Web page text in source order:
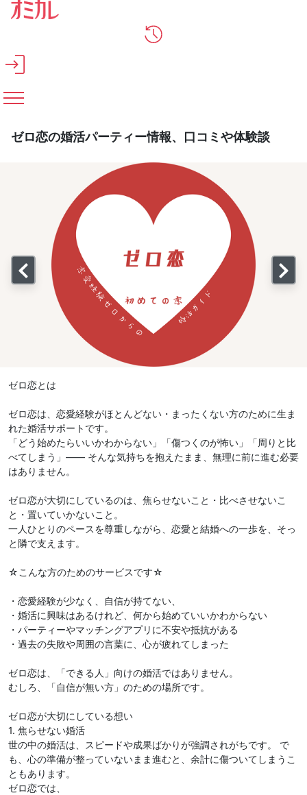
メインコンテンツへスキップ
ゼロ恋の婚活パーティー情報、口コミや体験談
ゼロ恋とは
ゼロ恋は、恋愛経験がほとんどない・まったくない方のために生ま
れた婚活サポートです。
「どう始めたらいいかわからない」「傷つくのが怖い」「周りと比
べてしまう」—— そんな気持ちを抱えたまま、無理に前に進む必要
はありません。
ゼロ恋が大切にしているのは、焦らせないこと・比べさせないこ
と・置いていかないこと。
一人ひとりのペースを尊重しながら、恋愛と結婚への一歩を、そっ
と隣で支えます。
☆こんな方のためのサービスです☆
・恋愛経験が少なく、自信が持てない、
・婚活に興味はあるけれど、何から始めていいかわからない
・パーティーやマッチングアプリに不安や抵抗がある
・過去の失敗や周囲の言葉に、心が疲れてしまった
ゼロ恋は、「できる人」向けの婚活ではありません。
むしろ、「自信が無い方」のための場所です。
ゼロ恋が大切にしている想い
1. 焦らせない婚活
世の中の婚活は、スピードや成果ばかりが強調されがちです。 で
も、心の準備が整っていないまま進むと、余計に傷ついてしまうこ
ともあります。
ゼロ恋では、